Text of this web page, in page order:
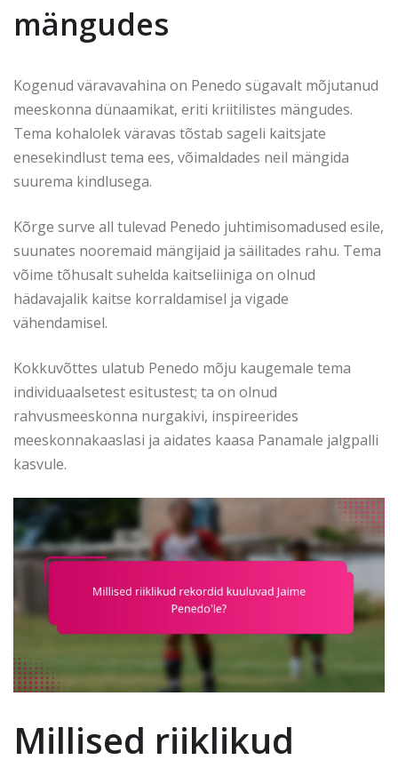
mängudes
Kogenud väravavahina on Penedo sügavalt mõjutanud
meeskonna dünaamikat, eriti kriitilistes mängudes.
Tema kohalolek väravas tõstab sageli kaitsjate
enesekindlust tema ees, võimaldades neil mängida
suurema kindlusega.
Kõrge surve all tulevad Penedo juhtimisomadused esile,
suunates nooremaid mängijaid ja säilitades rahu. Tema
võime tõhusalt suhelda kaitseliiniga on olnud
hädavajalik kaitse korraldamisel ja vigade
vähendamisel.
Kokkuvõttes ulatub Penedo mõju kaugemale tema
individuaalsetest esitustest; ta on olnud
rahvusmeeskonna nurgakivi, inspireerides
meeskonnakaaslasi ja aidates kaasa Panamale jalgpalli
kasvule.
Millised riiklikud